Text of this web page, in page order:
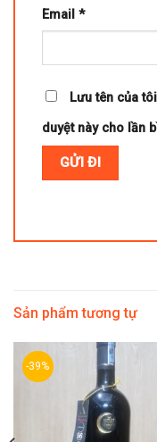
Email *
Lưu tên của
duyệt này cho lần
Sản phẩm tương tự
-39%